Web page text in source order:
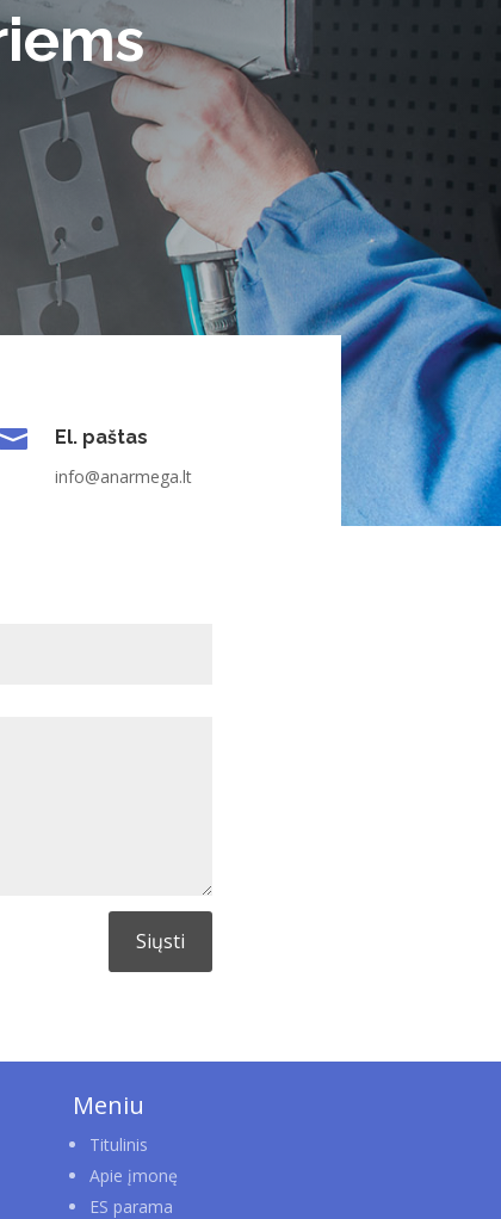

El. paštas
info@anarmega.lt
Siųsti
Meniu
Titulinis
Apie įmonę
ES parama